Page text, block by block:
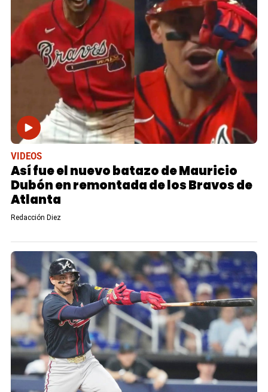
VIDEOS
Así fue el nuevo batazo de Mauricio
Dubón en remontada de los Bravos de
Atlanta
Redacción Diez